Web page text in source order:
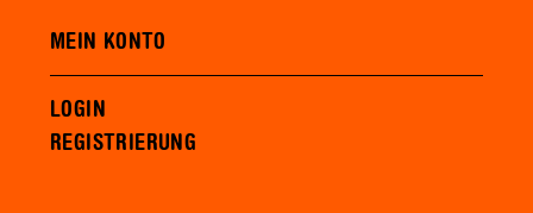
MEIN KONTO
LOGIN
REGISTRIERUNG